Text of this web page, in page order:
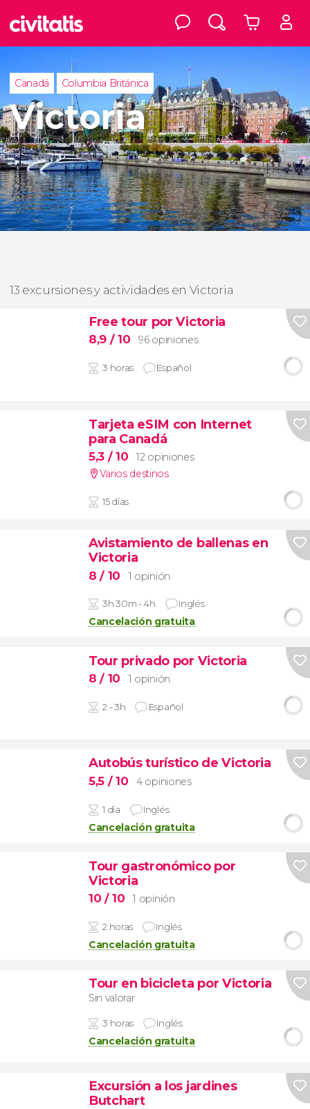
Canadá Columbia Británica
Victoria
13 excursiones y actividades en Victoria
Free tour por Victoria
8,9 / 10 96 opiniones
3 horas Español
Tarjeta eSIM con Internet
para Canadá
5,3 / 10
12 opiniones
Varios destinos
15 días
Avistamiento de ballenas en
Victoria
8/ 10 1 opinión
3h 30m - 4h Inglés
Cancelación gratuita
Tour privado por Victoria
8/ 10 1 opinión
2 - 3h Español
Autobús turístico de Victoria
5,5 / 10 4 opiniones
1 día Inglés
Cancelación gratuita
Tour gastronómico por
Victoria
10 / 10 1 opinión
2 horas Inglés
Cancelación gratuita
Tour en bicicleta por Victoria
Sin valorar
3 horas Inglés
Cancelación gratuita
Excursión a los jardines
Butchart